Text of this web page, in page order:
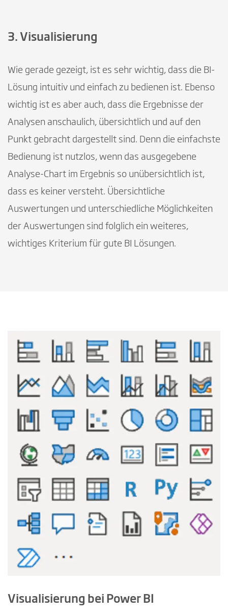
3. Visualisierung
Wie gerade gezeigt, ist es sehr wichtig, dass die BI-
Lösung intuitiv und einfach zu bedienen ist. Ebenso
wichtig ist es aber auch, dass die Ergebnisse der
Analysen anschaulich, übersichtlich und auf den
Punkt gebracht dargestellt sind. Denn die einfachste
Bedienung ist nutzlos, wenn das ausgegebene
Analyse-Chart im Ergebnis so unübersichtlich ist,
dass es keiner versteht. Übersichtliche
Auswertungen und unterschiedliche Möglichkeiten
der Auswertungen sind folglich ein weiteres,
wichtiges Kriterium für gute BI Lösungen.
Visualisierung bei Power BI